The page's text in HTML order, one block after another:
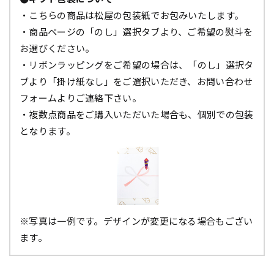
・こちらの商品は松屋の包装紙でお包みいたします。
・商品ページの「のし」選択タブより、ご希望の熨斗を
お選びください。
・リボンラッピングをご希望の場合は、「のし」選択タ
ブより「掛け紙なし」をご選択いただき、お問い合わせ
フォームよりご連絡下さい。
・複数点商品をご購入いただいた場合も、個別での包装
となります。
※写真は一例です。デザインが変更になる場合もござい
ます。